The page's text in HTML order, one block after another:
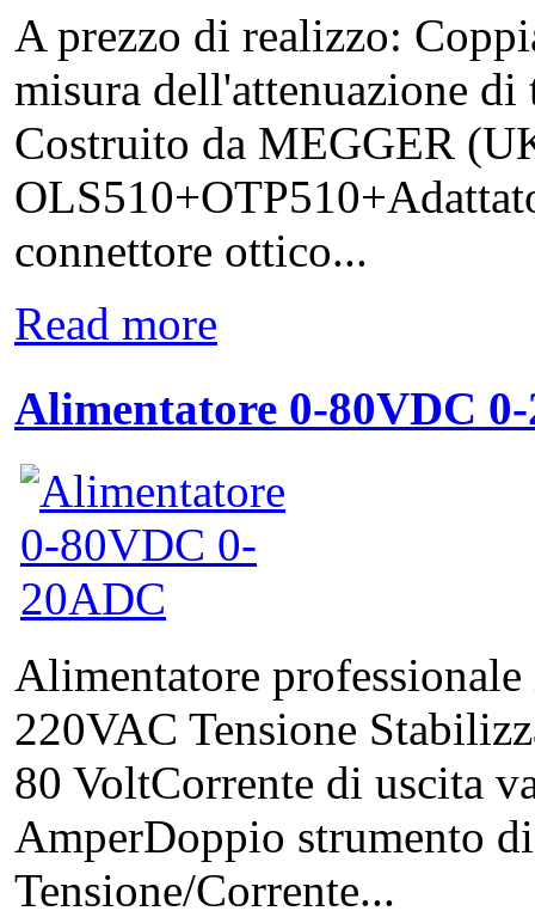
A prezzo di realizzo:
misura dell'attenuazione
Costruito da MEGGER
connettore ottico...
Read more
Alimentatore 0-80VDC
Alimentatore
220VAC Tensione
80 VoltCorrente di uscita
AmperDoppio strumento
Tensione/Corrente...